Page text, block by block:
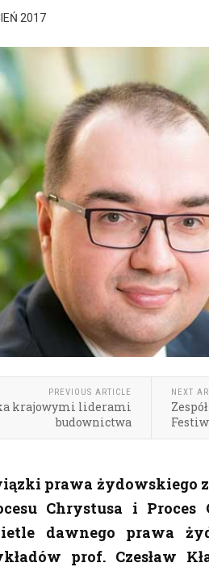
2017
PREVIOUS ARTICLE
krajowymi liderami
budownictwa
NEXT
prawa żydowskiego
Chrystusa i Proces
dawnego prawa
prof. Czesław